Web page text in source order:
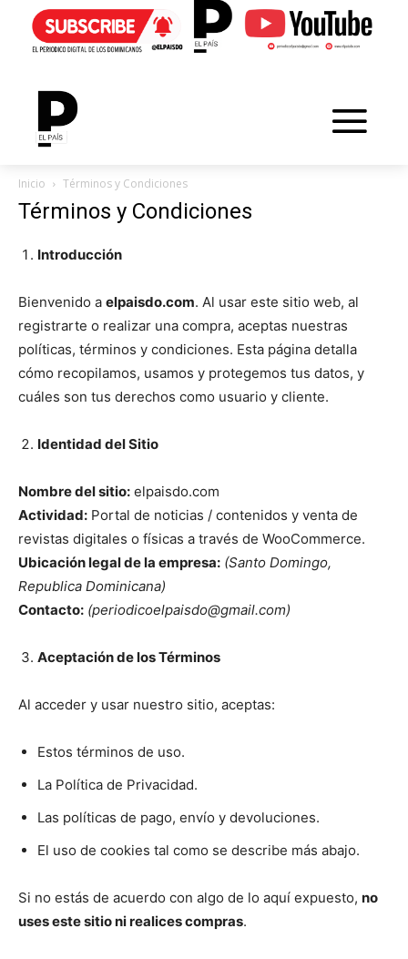
Inicio Términos y Condiciones
Términos y Condiciones
Introducción
Bienvenido a elpaisdo.com. Al usar este sitio web, al
registrarte o realizar una compra, aceptas nuestras
políticas, términos y condiciones. Esta página detalla
cómo recopilamos, usamos y protegemos tus datos, y
cuáles son tus derechos como usuario y cliente.
Identidad del Sitio
Nombre del sitio: elpaisdo.com
Actividad: Portal de noticias / contenidos y venta de
revistas digitales o físicas a través de WooCommerce.
Ubicación legal de la empresa: (Santo Domingo,
Republica Dominicana)
Contacto: (periodicoelpaisdo@gmail.com)
Aceptación de los Términos
Al acceder y usar nuestro sitio, aceptas:
Estos términos de uso.
La Política de Privacidad.
Las políticas de pago, envío y devoluciones.
El uso de cookies tal como se describe más abajo.
Si no estás de acuerdo con algo de lo aquí expuesto, no
uses este sitio ni realicescompras.